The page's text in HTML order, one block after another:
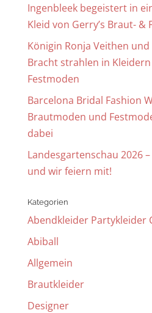
Ingenbleek begeistert in
Kleid von Gerry’s Braut- &
Königin Ronja Veithen
Bracht strahlen in Kleidern
Festmoden
Barcelona Bridal Fashion
Brautmoden und
dabei
Landesgartenschau 2026
und wir feiern mit!
Kategorien
Abendkleider Partykleider
Abiball
Allgemein
Brautkleider
Designer